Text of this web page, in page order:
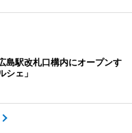
島駅改札口構内にオープンす
シェ」